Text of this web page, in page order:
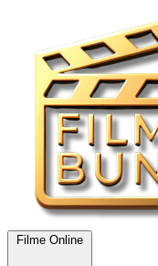
Filme Online